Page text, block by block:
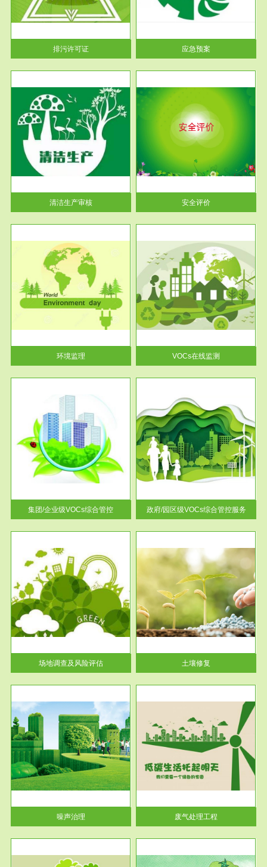
排污许可证
根据《中华人民共和国环境保护
法》第十九条 企业事业单位应
当按照...
应急预案
清洁生产审核
服务范围
安全评价
安全评价安全评价目的是查找、
分析和预测工程、系统、生产经
营活...
安全评价
环境监理
服务范围
VOCs在线监测
根据《重点区域大气污染防
治“十二五”规划》有机废气净化
率达...
VOCs在线监测
集团/企业级VOCs综合管控
服务范围
政府/园区级VOCs综合管控服务
根据《石化行业挥发性有机物综
合整治方案》文件要求，到2017
年，全...
政府/园区级VOCs综合管控服务
场地调查及风险评估
服务范围
土壤修复
土壤修复
噪声治理
服务范围
废气处理工程
废气处理工程